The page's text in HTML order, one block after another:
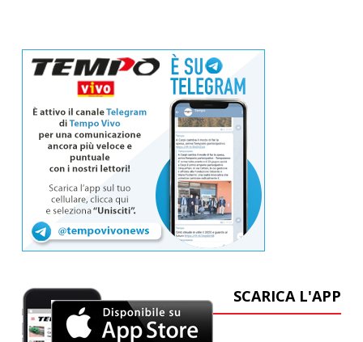
SCARICA L'APP